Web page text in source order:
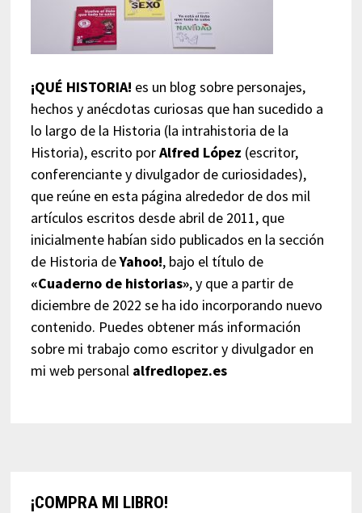
¡QUÉ HISTORIA! es un blog sobre personajes,
hechos y anécdotas curiosas que han sucedido a
lo largo de la Historia (la intrahistoria de la
Historia), escrito porAlfred López (escritor,
conferenciante y divulgador de curiosidades),
que reúne en esta página alrededor de dos mil
artículos escritos desde abril de 2011, que
inicialmente habían sido publicados en la sección
de Historia deYahoo!, bajo el título de
«Cuaderno de historias», y que a partir de
diciembre de 2022 se ha ido incorporando nuevo
contenido. Puedes obtener más información
sobre mi trabajo como escritor y divulgador en
mi web personal alfredlopez.es
¡COMPRA MI LIBRO!